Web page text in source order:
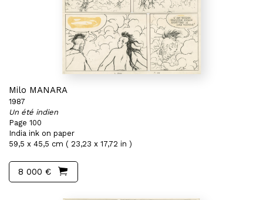
Milo MANARA
1987
Un été indien
Page 100
India ink on paper
59,5 x 45,5 cm ( 23,23 x 17,72 in )
8 000 €